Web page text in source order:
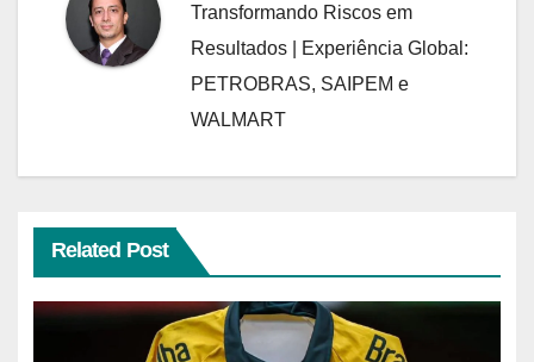
Transformando Riscos em
Resultados | Experiência Global:
PETROBRAS, SAIPEM e
WALMART
Related Post